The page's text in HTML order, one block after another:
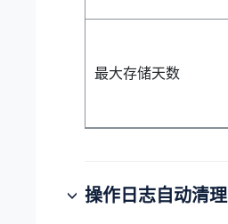
最大存储天数
操作日志自动清理